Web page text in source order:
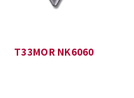
T33MOR NK6060